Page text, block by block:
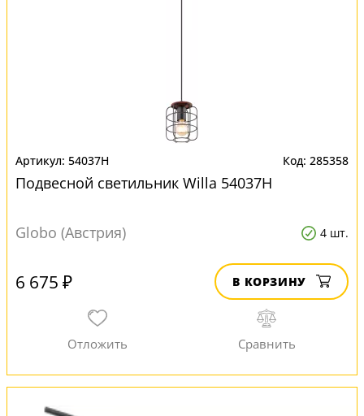
54037H 285358
Подвесной светильник Willa 54037H
Globo (Австрия) 4 шт.
6 675 ₽ В КОРЗИНУ